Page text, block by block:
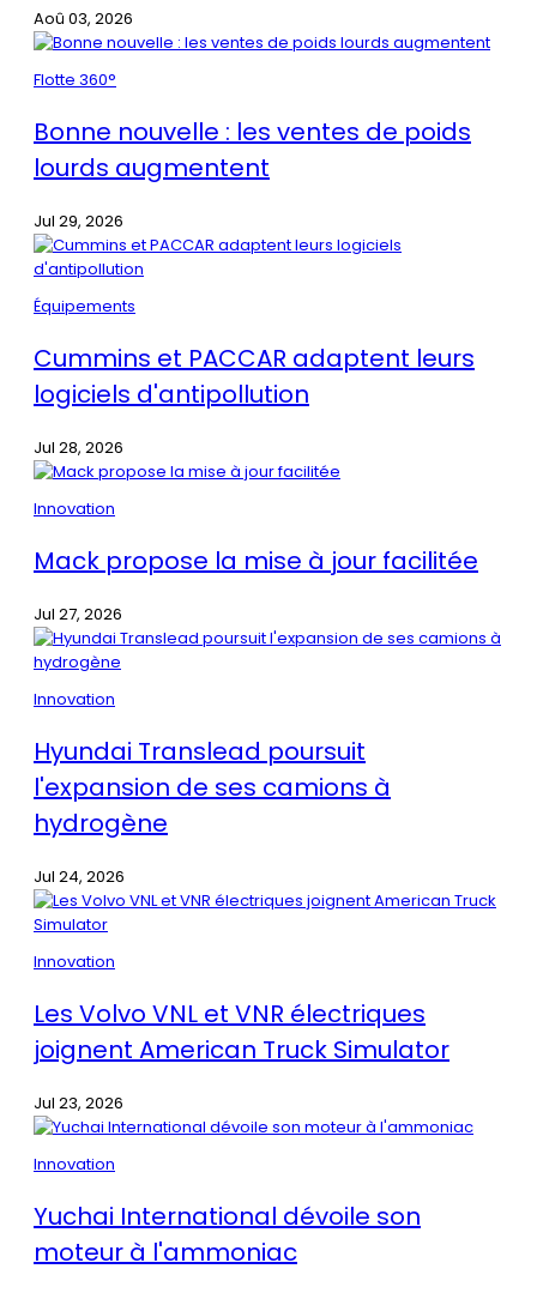
Aoû 03, 2026
Flotte 360°
Bonne nouvelle : les ventes de poids
lourds augmentent
Jul 29, 2026
Équipements
Cummins et PACCAR adaptent leurs
logiciels d'antipollution
Jul 28, 2026
Innovation
Mack propose la mise à jour facilitée
Jul 27, 2026
Innovation
Hyundai Translead poursuit
l'expansion de ses camions à
hydrogène
Jul 24, 2026
Innovation
Les Volvo VNL et VNR électriques
joignent American Truck Simulator
Jul 23, 2026
Innovation
Yuchai International dévoile son
moteur à l'ammoniac